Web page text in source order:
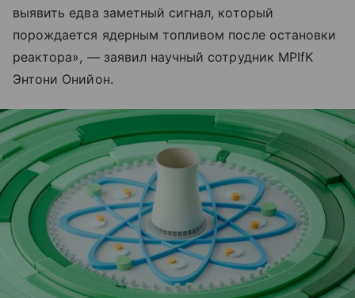
выявить едва заметный сигнал, который
порождается ядерным топливом после остановки
реактора», — заявил научный сотрудник MPIfK
Энтони Онийон.